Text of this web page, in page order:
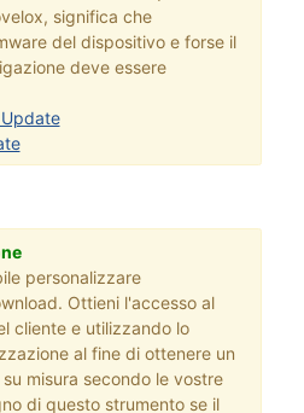
significa che
del dispositivo e forse il
deve essere
personalizzare
Ottieni l'accesso al
cliente e utilizzando lo
al fine di ottenere un
misura secondo le vostre
di questo strumento se il